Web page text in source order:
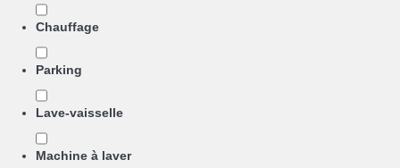
Chauffage
Parking
Lave-vaisselle
Machine à laver